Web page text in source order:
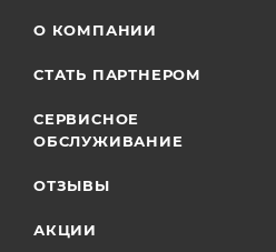
О КОМПАНИИ
СТАТЬ ПАРТНЕРОМ
СЕРВИСНОЕ
ОБСЛУЖИВАНИЕ
ОТЗЫВЫ
АКЦИИ